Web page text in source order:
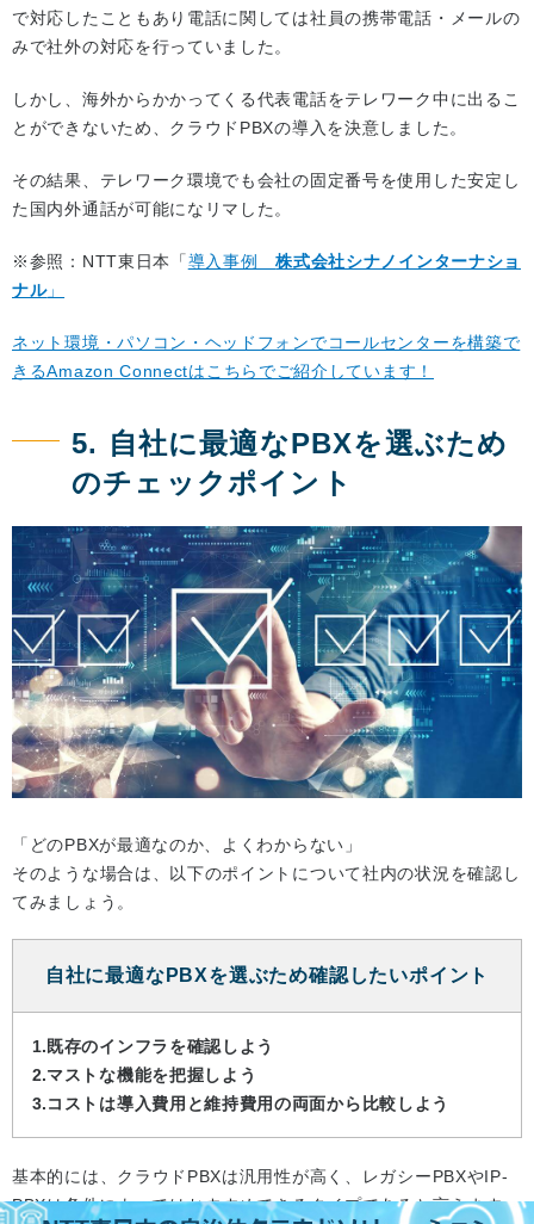
で対応したこともあり電話に関しては社員の携帯電話・メールの
みで社外の対応を行っていました。
しかし、海外からかかってくる代表電話をテレワーク中に出るこ
とができないため、クラウドPBXの導入を決意しました。
その結果、テレワーク環境でも会社の固定番号を使用した安定し
た国内外通話が可能になリマした。
※参照：NTT東日本「導入事例株式会社シナノインターナショ
ナル」
ネット環境・パソコン・ヘッドフォンでコールセンターを構築で
きるAmazon Connectはこちらでご紹介しています！
5. 自社に最適なPBXを選ぶため
のチェックポイント
「どのPBXが最適なのか、よくわからない」
そのような場合は、以下のポイントについて社内の状況を確認し
てみましょう。
自社に最適なPBXを選ぶため確認したいポイント
既存のインフラを確認しよう
マストな機能を把握しよう
コストは導入費用と維持費用の両面から比較しよう
基本的には、クラウドPBXは汎用性が高く、レガシーPBXやIP-
PBXは条件によってはおすすめできるタイプであると言えます。